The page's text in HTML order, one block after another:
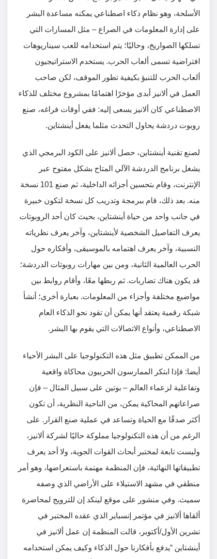
الأسلحة، وهو نظام ذكاء اصطناعي يمكنه مساعدة البشر
على إدارة المعلومات في الصراع – مثل المسارات التي
تسلكها الصواريخ، وحاليًا؛ يتم استخدامه للعب سيناريوهات
افتراضية تسمى ألعاب الحرب. يستخدم الاستراتيجيون
ألعاب الحرب للتنبؤ بكيفية تطور الموقف، لكن صاحب
العمل في ألانيز أبدى مؤخرًا اهتمامًا بمشروع مختلف للذكاء
الاصطناعي كان ألانيز يسعى إليه: ففي أوقات فراغه، صنع
روبوت دردشة يحاول التحدث مثلما يفعل أينشتاين.
لصنع تقنية أينشتاين، حصل ألانيز على الكود البرمجي الذي
يشغل برنامج الدردشة الآلي المتاح بشكل مفتوح عبر
الإنترنت، وقام بتحسين أجزائه الداخلية، ثم صنع 101 نسخة
منه. بعد ذلك، قام ببرمجة وتدريب كل نسخة لتكون خبيرة
في جانب واحد من حياة أينشتاين، بحيث كان أحد الروبوتات
يعرف التفاصيل الشخصية لأينشتاين، وآخر يعرف نظرياته
النسبية، وآخر يعرف اهتمامه بالموسيقى، وأفكاره حول
الحرب العالمية الثانية، ومن بين مهارات روبوتات الدردشة؛
قد يكون هناك تضاربات. ثم ربطها معًا، وأقام روابط بين
مواضيع مختلفة وأجزاء من المعلومات. بعبارة أخرى؛ أنشأ
شبكة رقمية يعتقد أنها يمكن أن تقود نحو الذكاء العام
الاصطناعي، وأنواع الاتصالات التي يقوم بها البشر.
من الممكن تطبيق مثل هذه التكنولوجيا على البشر الأحياء
أيضا: فإذا ابتكر الممارسون الحربيون محاكاة واقعية
وتفاعلية لزعماء العالم – بوتين على سبيل المثال – فإن
صراعاتهم المحاكية يمكن، من الناحية النظرية، أن تكون
أكثر صدقًا مع الحياة وتساعد في عملية صنع القرار. على
الرغم من أن هذه التكنولوجيا مملوكة حاليًا لشركة ألانيز،
وليست تابعة لمختبر أبحاث القوات الجوية، ولا أحد يعرف
تطبيقاتها النهائية، فإن المنظمة مهتمة باستعراضها، وهو أمر
منطقي في مشهد الاستيلاء على الأراضي الذي وصفه
سميث. وفي منشور على موقع لينكد إن للترويج لمحاضرة
ألقاها ألانيز في مؤتمر إنسباير الذي عقده المختبر في
تشرين الأول/أكتوبر، قالت المنظمة إن عمل ألانيز في
أينشتاين “يدفع بأفكارنا حول الذكاء وكيف يمكن استخدامه